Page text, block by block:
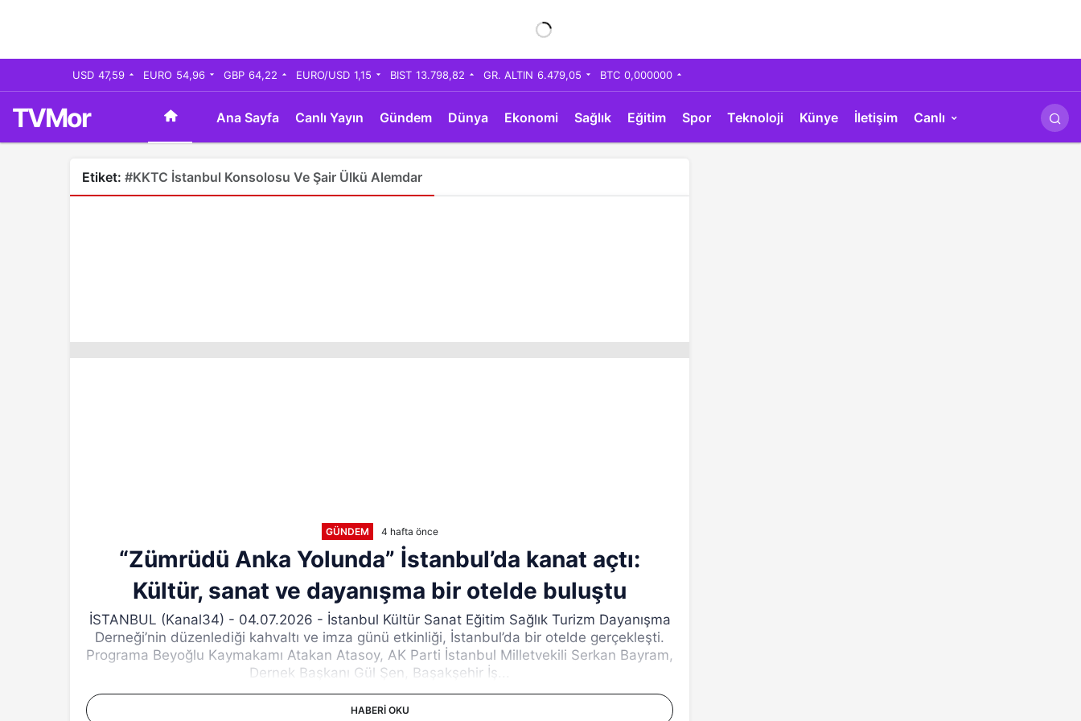
USD 47,59 EURO 54,96 GBP 64,22 EURO/USD 1,15 BIST 13.798,82 GR. ALTIN 6.479,05 BTC 0,000000
TVMor Ana Sayfa Canlı Yayın Gündem Dünya Ekonomi Sağlık Eğitim Spor Teknoloji Künye İletişim Canlı
Etiket: #KKTC İstanbul Konsolosu Ve Şair Ülkü Alemdar
GÜNDEM 4 hafta önce
“Zümrüdü Anka Yolunda” İstanbul’da kanat açtı:
Kültür, sanat ve dayanışma bir otelde buluştu
İSTANBUL (Kanal34) - 04.07.2026 - İstanbul Kültür Sanat Eğitim Sağlık Turizm Dayanışma
Derneği’nin düzenlediği kahvaltı ve imza günü etkinliği, İstanbul’da bir otelde gerçekleşti.
Programa Beyoğlu Kaymakamı Atakan Atasoy, AK Parti İstanbul Milletvekili Serkan Bayram,
Dernek Başkanı Gül Şen, Başakşehir İş...
HABERI OKU